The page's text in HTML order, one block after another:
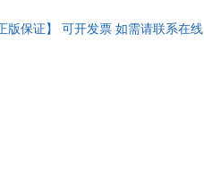
版保证】 可开发票 如需请联系在线